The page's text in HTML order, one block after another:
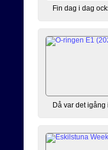
Fin dag i dag
Då var det igång